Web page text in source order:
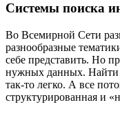
Системы поиска
Во Всемирной Сети
разнообразные
себе представить. Но
нужных данных.
так-то легко. А все
структурированная и